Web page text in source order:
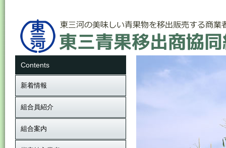
Contents
新着情報
組合員紹介
組合案内